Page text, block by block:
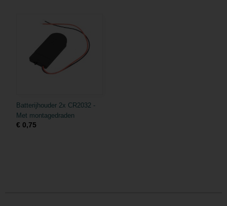
Batterijhouder 2x CR2032 -
Met montagedraden
€ 0,75